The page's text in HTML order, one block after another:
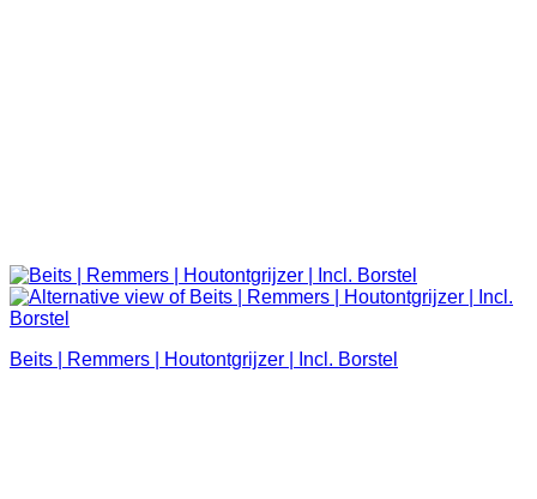
Beits | Remmers | Houtontgrijzer | Incl. Borstel